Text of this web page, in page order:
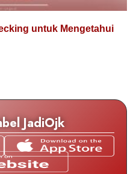
untuk Mengetahui
JadiOjk